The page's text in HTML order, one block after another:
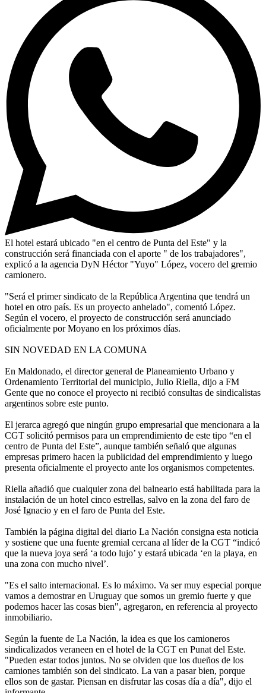
El hotel estará ubicado "en el centro de Punta del Este" y la
construcción será financiada con el aporte " de los trabajadores",
explicó a la agencia DyN Héctor "Yuyo" López, vocero del gremio
camionero.
"Será el primer sindicato de la República Argentina que tendrá un
hotel en otro país. Es un proyecto anhelado", comentó López.
Según el vocero, el proyecto de construcción será anunciado
oficialmente por Moyano en los próximos días.
SIN NOVEDAD EN LA COMUNA
En Maldonado, el director general de Planeamiento Urbano y
Ordenamiento Territorial del municipio, Julio Riella, dijo a FM
Gente que no conoce el proyecto ni recibió consultas de sindicalistas
argentinos sobre este punto.
El jerarca agregó que ningún grupo empresarial que mencionara a la
CGT solicitó permisos para un emprendimiento de este tipo “en el
centro de Punta del Este”, aunque también señaló que algunas
empresas primero hacen la publicidad del emprendimiento y luego
presenta oficialmente el proyecto ante los organismos competentes.
Riella añadió que cualquier zona del balneario está habilitada para la
instalación de un hotel cinco estrellas, salvo en la zona del faro de
José Ignacio y en el faro de Punta del Este.
También la página digital del diario La Nación consigna esta noticia
y sostiene que una fuente gremial cercana al líder de la CGT “indicó
que la nueva joya será ‘a todo lujo’ y estará ubicada ‘en la playa, en
una zona con mucho nivel’.
"Es el salto internacional. Es lo máximo. Va ser muy especial porque
vamos a demostrar en Uruguay que somos un gremio fuerte y que
podemos hacer las cosas bien", agregaron, en referencia al proyecto
inmobiliario.
Según la fuente de La Nación, la idea es que los camioneros
sindicalizados veraneen en el hotel de la CGT en Punat del Este.
"Pueden estar todos juntos. No se olviden que los dueños de los
camiones también son del sindicato. La van a pasar bien, porque
ellos son de gastar. Piensan en disfrutar las cosas día a día", dijo el